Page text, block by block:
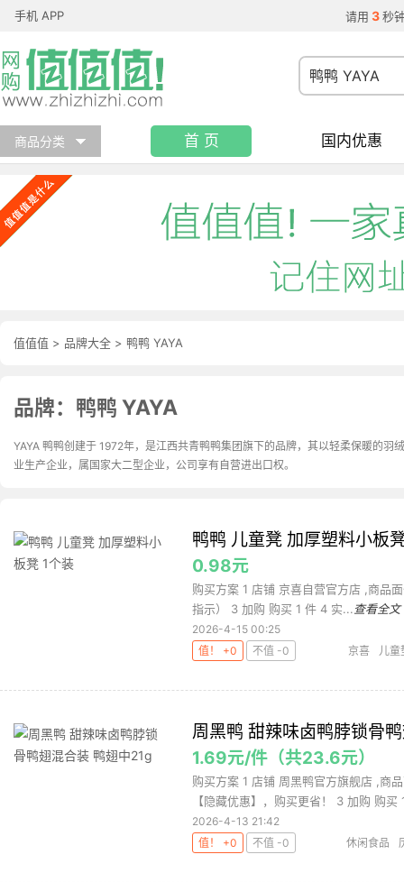
手机 APP 请用 3 秒
商品分类 首 页 国内优惠
值值值 > 品牌大全 > 鸭鸭 YAYA
品牌：鸭鸭 YAYA
YAYA 鸭鸭创建于 1972年，是江西共青鸭鸭集团旗下的品牌，其以轻柔保暖的
业生产企业，属国家大二型企业，公司享有自营进出口权。
鸭鸭 儿童凳 加厚塑料小板
0.98元
购买方案 1 店铺 京喜自营官方店 ,商品
指示） 3 加购 购买 1 件 4 实... 查看全文
2026-4-15 00:25
值！ +0
不值 -0 京喜 儿童
周黑鸭 甜辣味卤鸭脖锁骨
1.69元/件（共23.6元）
购买方案 1 店铺 周黑鸭官方旗舰店 ,商
【隐藏优惠】，购买更省！ 3 加购 购买
2026-4-13 21:42
值！ +0
不值 -0 休闲食品